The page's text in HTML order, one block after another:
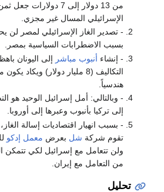
من 13 دولار إلى 7 دولارات جعل
الإسرائيلي المسال غير مجزي.
- تصدير الغاز الإسرائيلي لمصر لن
بسبب الاضطرابات السياسية بمصر.
- إنشاء أنبوب مباشر إلى اليونان
التكاليف (8 مليار دولار) ويكاد
هندسياً.
- وبالتالي: أمل إسرائيل الوحيد هو
إلى تركيا بأنبوب وعبرها إلى أوروبا.
- بسبب انهيار اقتصاديات إسالة
تقوم شركة شل بعرض معمل إدكو
ولن تتعامل مع إسرائيل لكي تتمكن
من التعامل مع إيران.
تحليل